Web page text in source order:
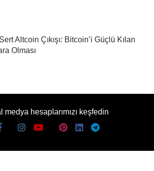
Altcoin Çıkışı: Bitcoin’i Güçlü Kılan
Olması
medya hesaplarımızı keşfedin